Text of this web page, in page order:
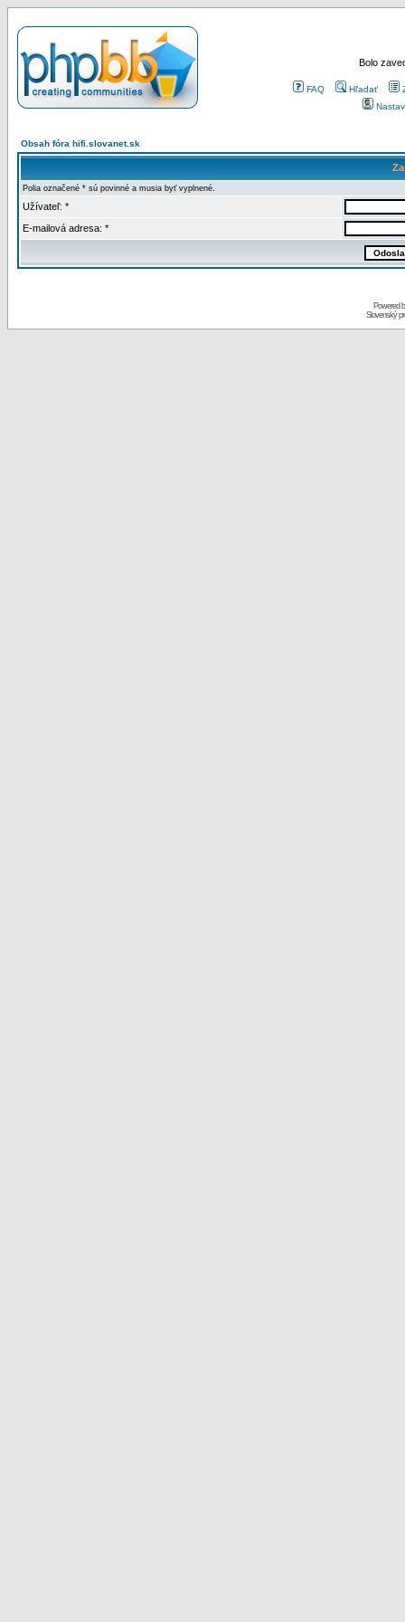
Bolo
FAQ Hľadať
Obsah fóra hifi.slovanet.sk
Polia označené * sú povinné a musia byť vyplnené.
Užívateľ: *
E-mailová adresa: *
Powered
Slovenský